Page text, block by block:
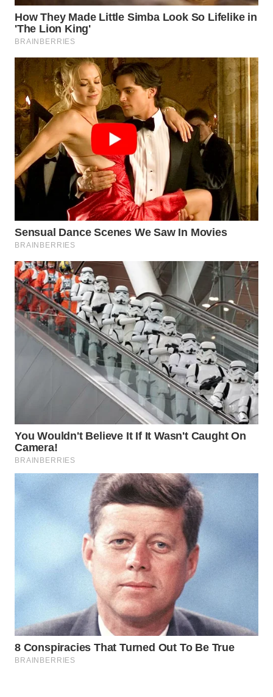
WN
SURABAYA
WN
NATUNA
WN
BINTAN
WN
MANDALIKA
WN
LABUANBAJO
WN
BORNEO
Wahana
WAHANA
TANI
WAHANA
WAHANA
INFRASTRUKTUR
WAHANA
LISTRIK
WAHANA